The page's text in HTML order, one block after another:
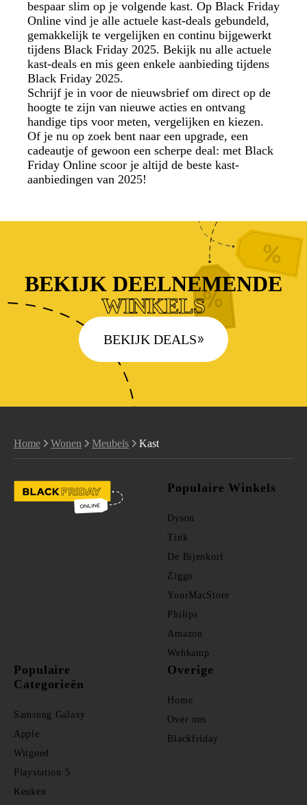
bespaar slim op je volgende kast. Op Black Friday
Online vind je alle actuele kast-deals gebundeld,
gemakkelijk te vergelijken en continu bijgewerkt
tijdens Black Friday 2025. Bekijk nu alle actuele
kast-deals en mis geen enkele aanbieding tijdens
Black Friday 2025.
Schrijf je in voor de nieuwsbrief om direct op de
hoogte te zijn van nieuwe acties en ontvang
handige tips voor meten, vergelijken en kiezen.
Of je nu op zoek bent naar een upgrade, een
cadeautje of gewoon een scherpe deal: met Black
Friday Online scoor je altijd de beste kast-
aanbiedingen van 2025!
BEKIJK DEELNEMENDE
WINKELS
BEKIJK DEALS
Home Wonen Meubels Kast
Populaire Winkels
Dyson
Tink
De Bijenkorf
Ziggo
YourMacStore
Philips
Amazon
Wehkamp
Populaire
Categorieën
Samsung Galaxy
Apple
Witgoed
Playstation 5
Keuken
Overige
Home
Over ons
Blackfriday